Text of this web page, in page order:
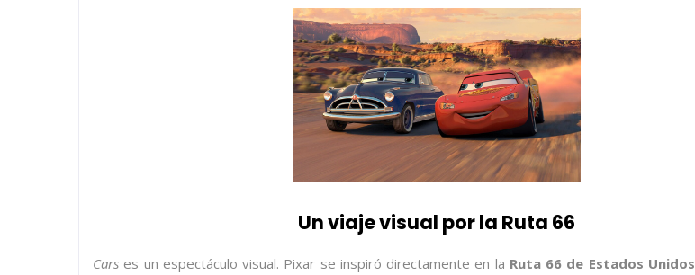
Un viaje visual por la Ruta 66
Cars es un espectáculo visual. Pixar se inspiró directamente en la Ruta 66 de Estados Unidos